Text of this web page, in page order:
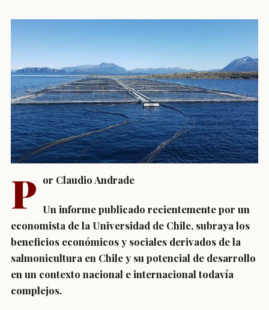
P or Claudio Andrade
Un informe publicado recientemente por un
economista de la Universidad de Chile, subraya los
beneficios económicos y sociales derivados de la
salmonicultura en Chile y su potencial de desarrollo
en un contexto nacional e internacional todavía
complejos.